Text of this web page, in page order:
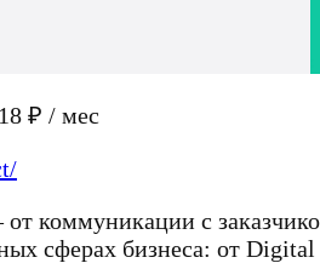
₽ / мес
коммуникации с
сферах бизнеса: от Digital